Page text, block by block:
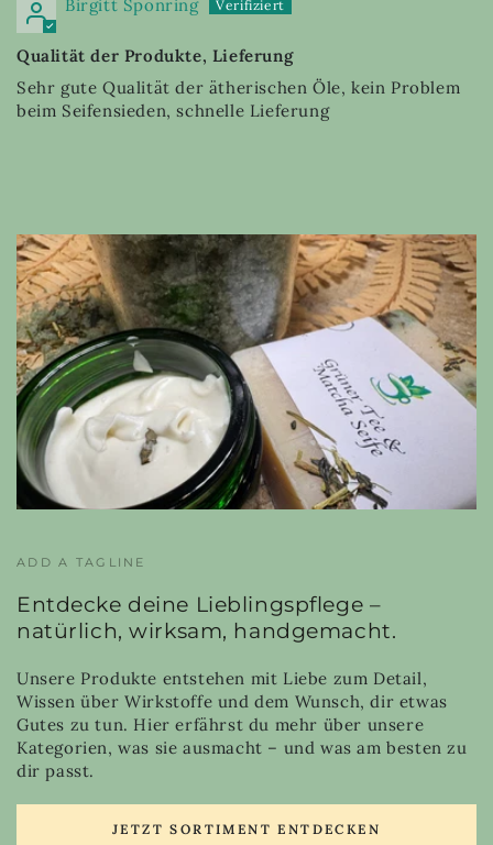
Birgitt Sponring
Qualität der Produkte, Lieferung
Sehr gute Qualität der ätherischen Öle, kein Problem
beim Seifensieden, schnelle Lieferung
ADD A TAGLINE
Entdecke deine Lieblingspflege –
natürlich, wirksam, handgemacht.
Unsere Produkte entstehen mit Liebe zum Detail,
Wissen über Wirkstoffe und dem Wunsch, dir etwas
Gutes zu tun. Hier erfährst du mehr über unsere
Kategorien, was sie ausmacht – und was am besten zu
dir passt.
JETZT SORTIMENT ENTDECKEN